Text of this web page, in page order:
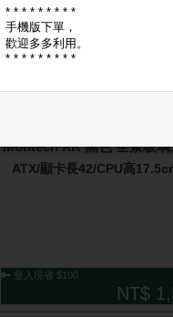
Montech XR 黑色 全景玻璃
ATX/顯卡長42/CPU高
🔑 登入現省 $100
NT$
* * * * * * * * *
手機版下單，
歡迎多多利用。
* * * * * * * * *